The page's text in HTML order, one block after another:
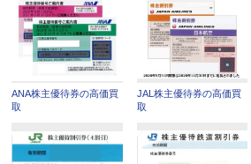
ANA株主優待券の高価買
取
JAL株主優待券の高価買
取